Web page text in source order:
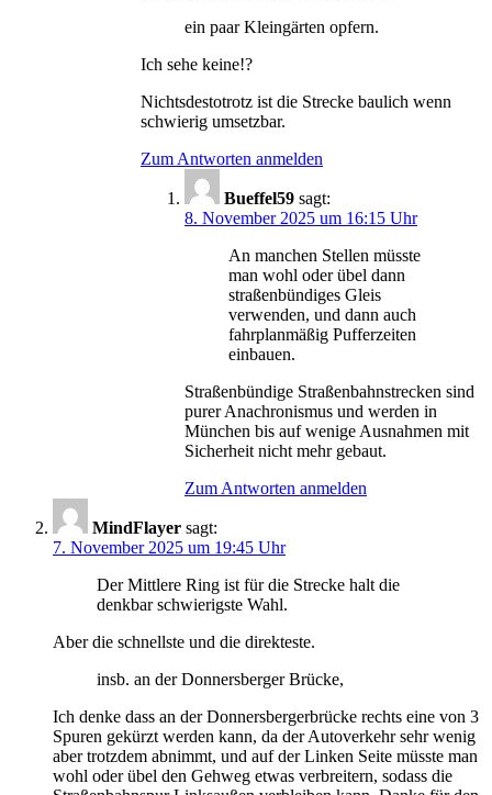
ein paar Kleingärten opfern.
Ich sehe keine!?
Nichtsdestotrotz ist die Strecke baulich wenn
schwierig umsetzbar.
Zum Antworten anmelden
Bueffel59 sagt:
8. November 2025 um 16:15 Uhr
An manchen Stellen müsste
man wohl oder übel dann
straßenbündiges Gleis
verwenden, und dann auch
fahrplanmäßig Pufferzeiten
einbauen.
Straßenbündige Straßenbahnstrecken sind
purer Anachronismus und werden in
München bis auf wenige Ausnahmen mit
Sicherheit nicht mehr gebaut.
Zum Antworten anmelden
MindFlayer sagt:
7. November 2025 um 19:45 Uhr
Der Mittlere Ring ist für die Strecke halt die
denkbar schwierigste Wahl.
Aber die schnellste und die direkteste.
insb. an der Donnersberger Brücke,
Ich denke dass an der Donnersbergerbrücke rechts eine von 3
Spuren gekürzt werden kann, da der Autoverkehr sehr wenig
aber trotzdem abnimmt, und auf der Linken Seite müsste man
wohl oder übel den Gehweg etwas verbreitern, sodass die